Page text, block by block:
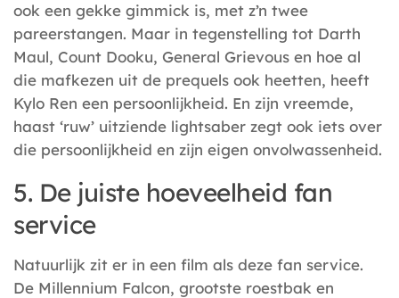
ook een gekke gimmick is, met z’n twee
pareerstangen. Maar in tegenstelling tot Darth
Maul, Count Dooku, General Grievous en hoe al
die mafkezen uit de prequels ook heetten, heeft
Kylo Ren een persoonlijkheid. En zijn vreemde,
haast ‘ruw’ uitziende lightsaber zegt ook iets over
die persoonlijkheid en zijn eigen onvolwassenheid.
5. De juiste hoeveelheid fan
service
Natuurlijk zit er in een film als deze fan service.
De Millennium Falcon, grootste roestbak en